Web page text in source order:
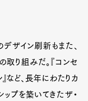
Cars
ザイン刷新もまた、
取り組みだ。『コンセ
など、長年にわたりカ
ップを築いてきたザ・